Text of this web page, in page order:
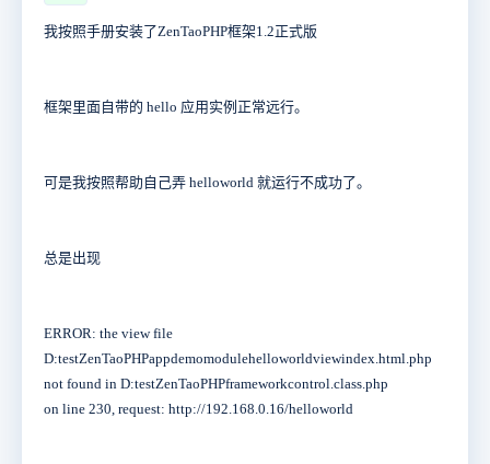
我按照手册安装了ZenTaoPHP框架1.2正式版
框架里面自带的 hello 应用实例正常远行。
可是我按照帮助自己弄 helloworld 就运行不成功了。
总是出现
ERROR: the view file
D:testZenTaoPHPappdemomodulehelloworldviewindex.html.php
not found in D:testZenTaoPHPframeworkcontrol.class.php
on line 230, request: http://192.168.0.16/helloworld